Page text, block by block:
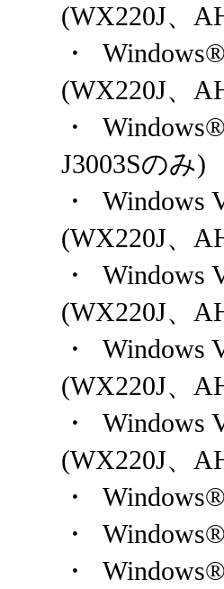
(WX220J、
・
(WX220J、
・
J3003Sのみ)
・ Windows
(WX220J、
・ Windows
(WX220J、
・ Windows
(WX220J、
・ Windows
(WX220J、
・
・
・